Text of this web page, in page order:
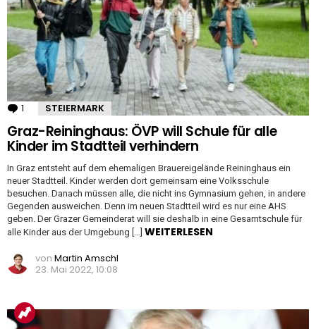
1 Kommentar
STEIERMARK
Graz-Reininghaus: ÖVP will Schule für alle
Kinder im Stadtteil verhindern
In Graz entsteht auf dem ehemaligen Brauereigelände Reininghaus ein
neuer Stadtteil. Kinder werden dort gemeinsam eine Volksschule
besuchen. Danach müssen alle, die nicht ins Gymnasium gehen, in andere
Gegenden ausweichen. Denn im neuen Stadtteil wird es nur eine AHS
geben. Der Grazer Gemeinderat will sie deshalb in eine Gesamtschule für
alle Kinder aus der Umgebung […] WEITERLESEN
von Martin Amschl
23. Mai 2022, 10:08